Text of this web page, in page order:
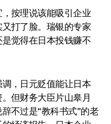
按理说该能吸引企业
打了脸。瑞银的专家
觉得在日本投钱赚不
，日元贬值能让日本
但财务大臣片山皋月
不过是“教科书式”的老